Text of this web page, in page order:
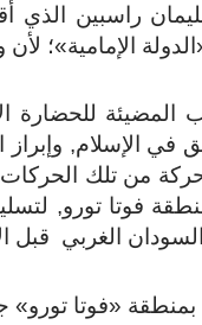
راسبين الذي
الإمامية»؛
المضيئة للحضارة
في الإسلام,
من تلك
فوتا تورو,
الغربي قبل
«فوتا تورو»